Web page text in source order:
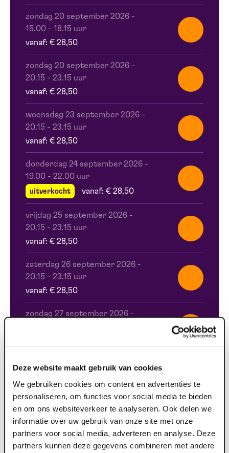
Deze website maakt gebruik van cookies
We gebruiken cookies om content en advertenties te
personaliseren, om functies voor social media te bieden
en om ons websiteverkeer te analyseren. Ook delen we
informatie over uw gebruik van onze site met onze
partners voor social media, adverteren en analyse. Deze
partners kunnen deze gegevens combineren met andere
zondag 20 september 2026 -
15.00 - 18.15 uur
vanaf: € 28,50
zondag 20 september 2026 -
20.15 - 23.15 uur
vanaf: € 28,50
woensdag 23 september 2026 -
20.15 - 23.15 uur
vanaf: € 28,50
donderdag 24 september 2026 -
19.00 - 22.00 uur
uitverkocht
vanaf: € 28,50
vrijdag 25 september 2026 -
20.15 - 23.15 uur
vanaf: € 28,50
zaterdag 26 september 2026 -
20.15 - 23.15 uur
vanaf: € 28,50
zondag 27 september 2026 -
vanaf: € 28,50
woensdag 30 september 2026-
20.15 - 23.15 uur
vanaf: € 28,50